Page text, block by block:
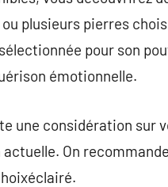
plusieurs pierres
pour son
émotionnelle.
une considération sur
On